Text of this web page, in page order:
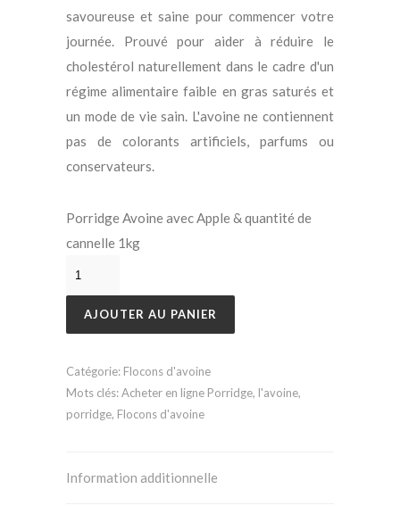
savoureuse et saine pour commencer votre
journée. Prouvé pour aider à réduire le
cholestérol naturellement dans le cadre d'un
régime alimentaire faible en gras saturés et
un mode de vie sain. L'avoine ne contiennent
pas de colorants artificiels, parfums ou
conservateurs.
Porridge Avoine avec Apple & quantité de
cannelle 1kg
AJOUTER AU PANIER
Catégorie: Flocons d'avoine
Mots clés:Acheter en ligne Porridge, l'avoine,
porridge, Flocons d'avoine
Information additionnelle